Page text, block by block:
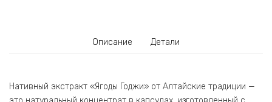
Описание Детали
Нативный экстракт «Ягоды Годжи» от Алтайские традиции —